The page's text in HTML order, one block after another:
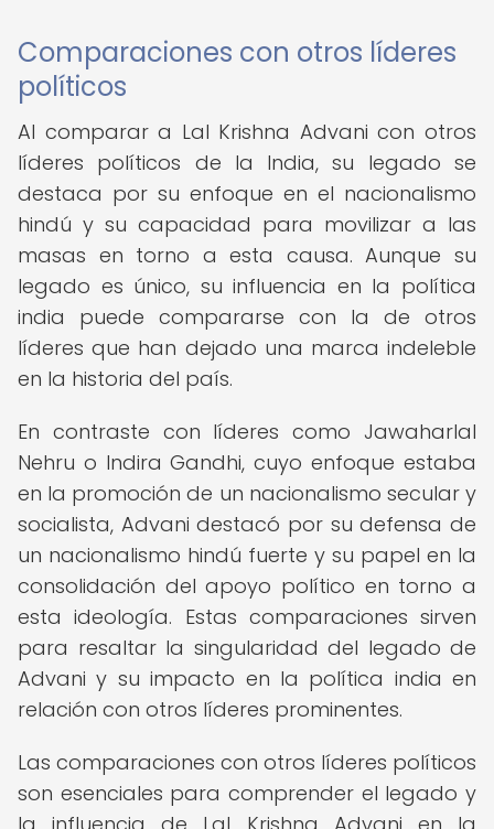
Comparaciones con otros líderes
políticos
Al comparar a Lal Krishna Advani con otros
líderes políticos de la India, su legado se
destaca por su enfoque en el nacionalismo
hindú y su capacidad para movilizar a las
masas en torno a esta causa. Aunque su
legado es único, su influencia en la política
india puede compararse con la de otros
líderes que han dejado una marca indeleble
en la historia del país.
En contraste con líderes como Jawaharlal
Nehru o Indira Gandhi, cuyo enfoque estaba
en la promoción de un nacionalismo secular y
socialista, Advani destacó por su defensa de
un nacionalismo hindú fuerte y su papel en la
consolidación del apoyo político en torno a
esta ideología. Estas comparaciones sirven
para resaltar la singularidad del legado de
Advani y su impacto en la política india en
relación con otros líderes prominentes.
Las comparaciones con otros líderes políticos
son esenciales para comprender el legado y